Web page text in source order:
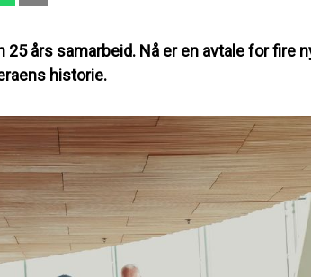
25 års samarbeid. Nå er en avtale for fire
historie.